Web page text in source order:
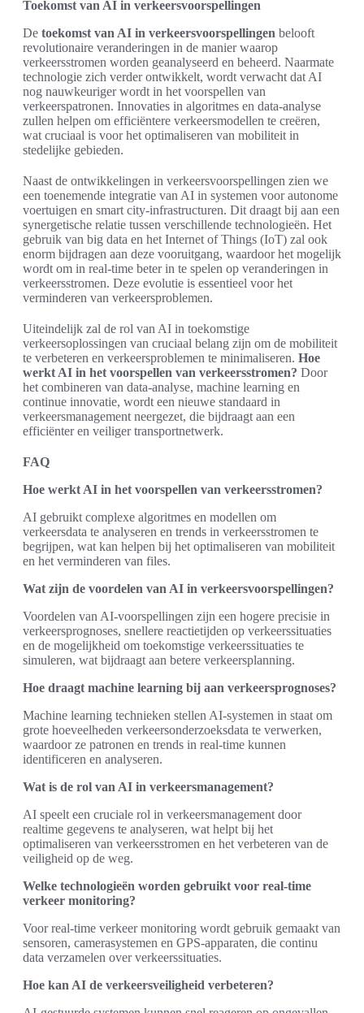
Toekomst van AI in verkeersvoorspellingen
De toekomst van AI in verkeersvoorspellingen belooft
revolutionaire veranderingen in de manier waarop
verkeersstromen worden geanalyseerd en beheerd. Naarmate
technologie zich verder ontwikkelt, wordt verwacht dat AI
nog nauwkeuriger wordt in het voorspellen van
verkeerspatronen. Innovaties in algoritmes en data-analyse
zullen helpen om efficiëntere verkeersmodellen te creëren,
wat cruciaal is voor het optimaliseren van mobiliteit in
stedelijke gebieden.
Naast de ontwikkelingen in verkeersvoorspellingen zien we
een toenemende integratie van AI in systemen voor autonome
voertuigen en smart city-infrastructuren. Dit draagt bij aan een
synergetische relatie tussen verschillende technologieën. Het
gebruik van big data en het Internet of Things (IoT) zal ook
enorm bijdragen aan deze vooruitgang, waardoor het mogelijk
wordt om in real-time beter in te spelen op veranderingen in
verkeersstromen. Deze evolutie is essentieel voor het
verminderen van verkeersproblemen.
Uiteindelijk zal de rol van AI in toekomstige
verkeersoplossingen van cruciaal belang zijn om de mobiliteit
te verbeteren en verkeersproblemen te minimaliseren. Hoe
werkt AI in het voorspellen van verkeersstromen? Door
het combineren van data-analyse, machine learning en
continue innovatie, wordt een nieuwe standaard in
verkeersmanagement neergezet, die bijdraagt aan een
efficiënter en veiliger transportnetwerk.
FAQ
Hoe werkt AI in het voorspellen van verkeersstromen?
AI gebruikt complexe algoritmes en modellen om
verkeersdata te analyseren en trends in verkeersstromen te
begrijpen, wat kan helpen bij het optimaliseren van mobiliteit
en het verminderen van files.
Wat zijn de voordelen van AI in verkeersvoorspellingen?
Voordelen van AI-voorspellingen zijn een hogere precisie in
verkeersprognoses, snellere reactietijden op verkeerssituaties
en de mogelijkheid om toekomstige verkeerssituaties te
simuleren, wat bijdraagt aan betere verkeersplanning.
Hoe draagt machine learning bij aan verkeersprognoses?
Machine learning technieken stellen AI-systemen in staat om
grote hoeveelheden verkeersonderzoeksdata te verwerken,
waardoor ze patronen en trends in real-time kunnen
identificeren en analyseren.
Wat is de rol van AI in verkeersmanagement?
AI speelt een cruciale rol in verkeersmanagement door
realtime gegevens te analyseren, wat helpt bij het
optimaliseren van verkeersstromen en het verbeteren van de
veiligheid op de weg.
Welke technologieën worden gebruikt voor real-time
verkeer monitoring?
Voor real-time verkeer monitoring wordt gebruik gemaakt van
sensoren, camerasystemen en GPS-apparaten, die continu
data verzamelen over verkeerssituaties.
Hoe kan AI de verkeersveiligheid verbeteren?